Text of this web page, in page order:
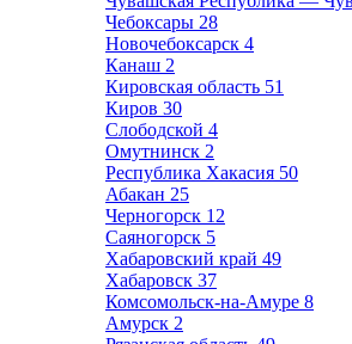
Чебоксары 28
Новочебоксарск 4
Канаш 2
Кировская область 51
Киров 30
Слободской 4
Омутнинск 2
Республика Хакасия 50
Абакан 25
Черногорск 12
Саяногорск 5
Хабаровский край 49
Хабаровск 37
Комсомольск-на-Амуре 8
Амурск 2